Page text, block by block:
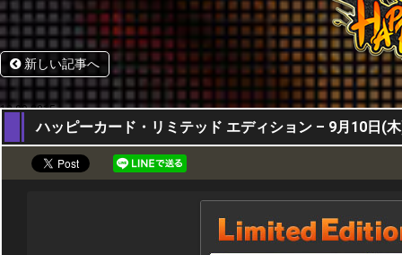
新しい記事へ
10,09,2015
ハッピーカード・リミテッド エディション – 9月10日(